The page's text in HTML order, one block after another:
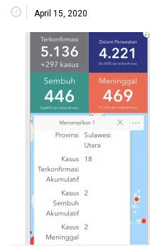
April 15, 2020